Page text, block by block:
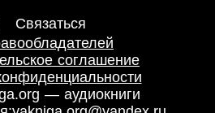
Связаться
соглашение
— аудиокниги